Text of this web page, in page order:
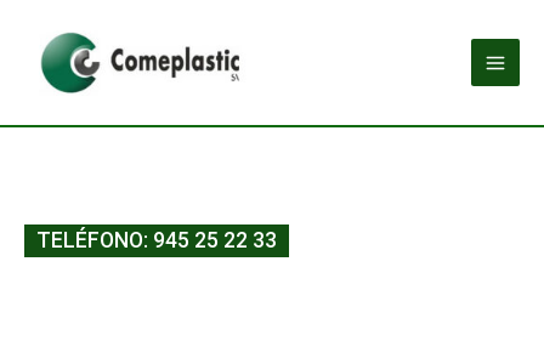
contenido
TELÉFONO: 945 25 22 33